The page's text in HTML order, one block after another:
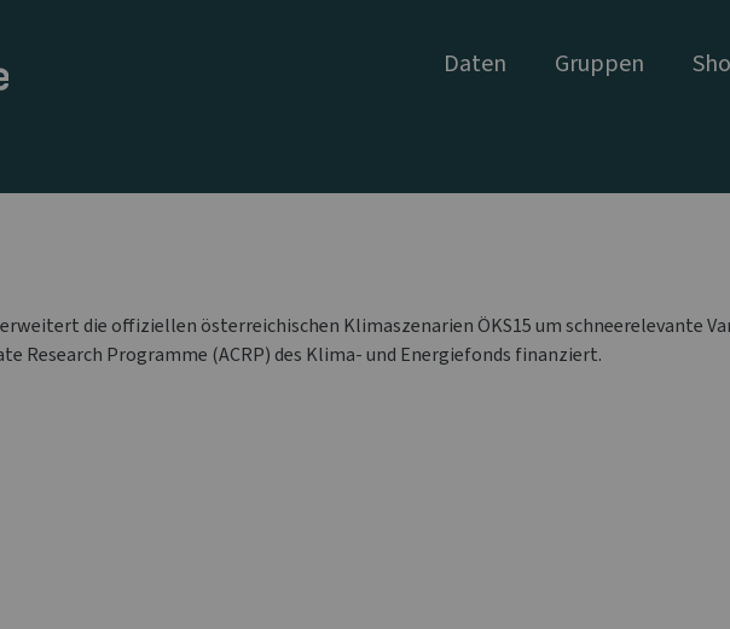
Daten Gruppen
die offiziellen österreichischen Klimaszenarien ÖKS15 um schneerelevante
Research Programme (ACRP) des Klima- und Energiefonds finanziert.